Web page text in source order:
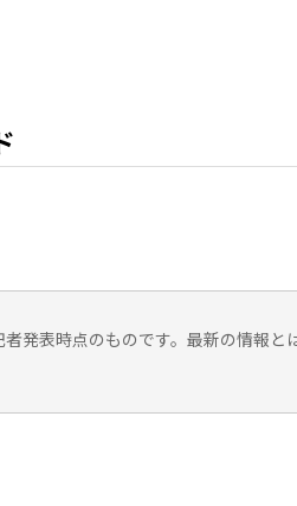
発表時点のものです。最新の情報と